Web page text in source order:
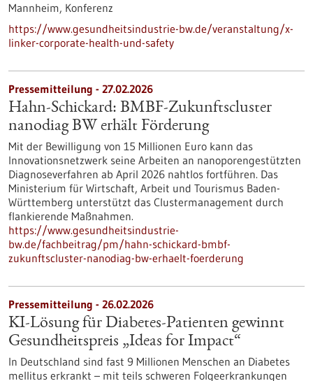
Mannheim, Konferenz
https://www.gesundheitsindustrie-bw.de/veranstaltung/x-
linker-corporate-health-und-safety
Pressemitteilung - 27.02.2026
Hahn-Schickard: BMBF-Zukunftscluster
nanodiag BW erhält Förderung
Mit der Bewilligung von 15 Millionen Euro kann das
Innovationsnetzwerk seine Arbeiten an nanoporengestützten
Diagnoseverfahren ab April 2026 nahtlos fortführen. Das
Ministerium für Wirtschaft, Arbeit und Tourismus Baden-
Württemberg unterstützt das Clustermanagement durch
flankierende Maßnahmen.
https://www.gesundheitsindustrie-
bw.de/fachbeitrag/pm/hahn-schickard-bmbf-
zukunftscluster-nanodiag-bw-erhaelt-foerderung
Pressemitteilung - 26.02.2026
KI-Lösung für Diabetes-Patienten gewinnt
Gesundheitspreis „Ideas for Impact“
In Deutschland sind fast 9 Millionen Menschen an Diabetes
mellitus erkrankt – mit teils schweren Folgeerkrankungen